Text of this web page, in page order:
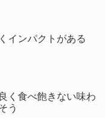
インパクトがある
く食べ飽きない味わ
う